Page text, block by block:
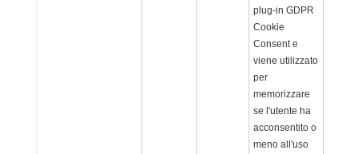
plug-in GDPR
Cookie
Consent e
viene utilizzato
per
memorizzare
se l'utente ha
acconsentito o
meno all'uso